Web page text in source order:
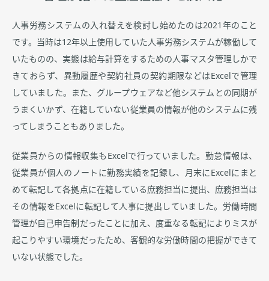
人事労務システムの入れ替えを検討し始めたのは2021年のこと
です。当時は12年以上使用していた人事労務システムが稼働して
いたものの、実態は給与計算をするための人事マスタ管理しかで
きておらず、異動履歴や契約社員の契約期限などはExcelで管理
していました。また、グループウェアなど他システムとの同期が
うまくいかず、在籍していない従業員の情報が他のシステムに残
ってしまうこともありました。
従業員からの情報収集もExcelで行っていました。勤怠情報は、
従業員が個人のノートに勤務実績を記録し、月末にExcelにまと
めて転記して各拠点に在籍している庶務担当に提出、庶務担当は
その情報をExcelに転記して人事に提出していました。労働時間
管理が自己申告制だったことに加え、度重なる転記によりミスが
起こりやすい環境だったため、客観的な労働時間の把握ができて
いない状態でした。